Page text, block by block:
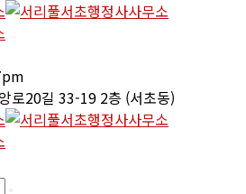
로20길 33-19 2층 (서초동)